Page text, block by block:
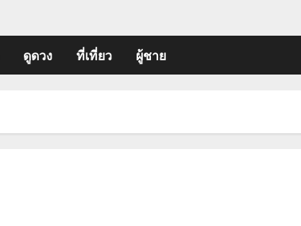
ดูดวง ที่เที่ยว ผู้ชาย